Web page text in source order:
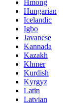
Hmong
Hungarian
Icelandic
Igbo
Javanese
Kannada
Kazakh
Khmer
Kurdish
Kyrgyz
Latin
Latvian